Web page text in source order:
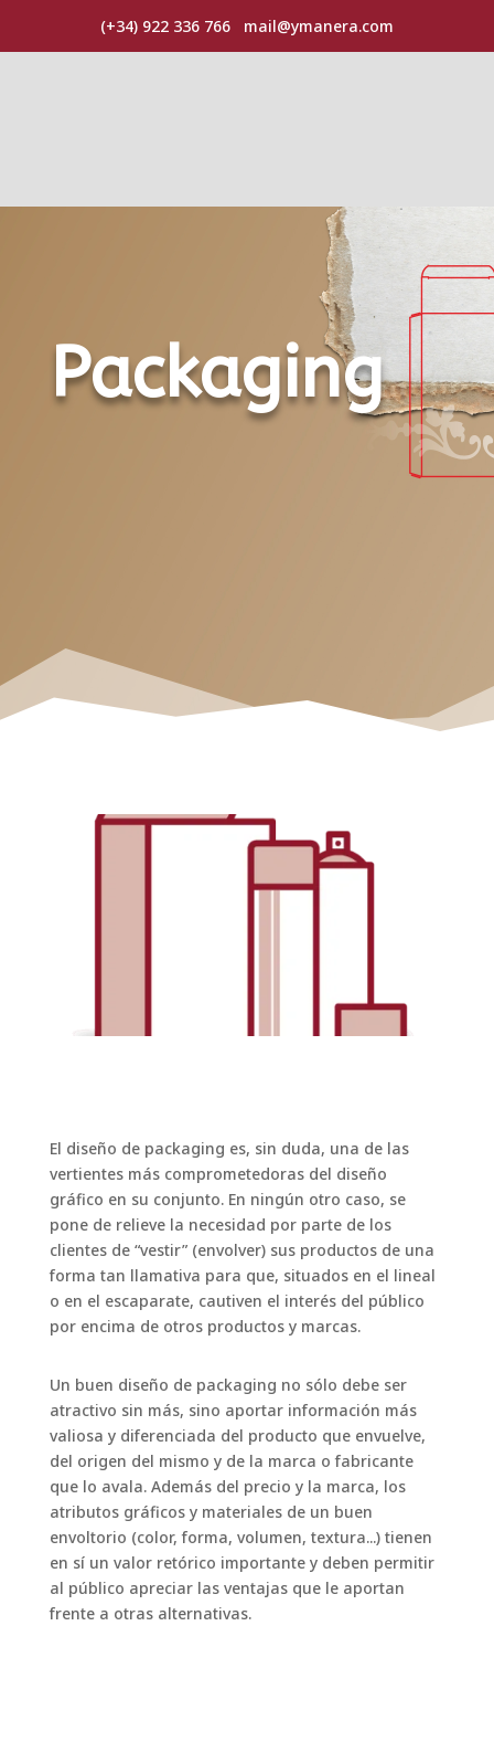
(+34) 922 336 766 mail@ymanera.com
Packaging
El diseño de packaging es, sin duda, una de las
vertientes más comprometedoras del diseño
gráfico en su conjunto. En ningún otro caso, se
pone de relieve la necesidad por parte de los
clientes de “vestir” (envolver) sus productos de una
forma tan llamativa para que, situados en el lineal
o en el escaparate, cautiven el interés del público
por encima de otros productos y marcas.
Un buen diseño de packaging no sólo debe ser
atractivo sin más, sino aportar información más
valiosa y diferenciada del producto que envuelve,
del origen del mismo y de la marca o fabricante
que lo avala. Además del precio y la marca, los
atributos gráficos y materiales de un buen
envoltorio (color, forma, volumen, textura...) tienen
en sí un valor retórico importante y deben permitir
al público apreciar las ventajas que le aportan
frente a otras alternativas.